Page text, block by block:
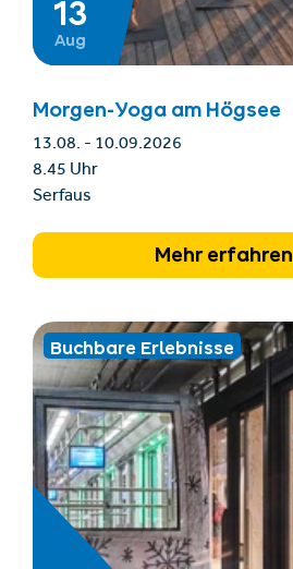
13
Aug
Morgen-Yoga am Högsee
13.08. - 10.09.2026
8.45 Uhr
Serfaus
Mehr erfahren
Buchbare Erlebnisse